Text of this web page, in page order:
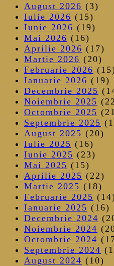
August 2026 (3)
Iulie 2026 (15)
Iunie 2026 (19)
Mai 2026 (16)
Aprilie 2026 (17)
Martie 2026 (20)
Februarie 2026
Ianuarie 2026 (19)
Decembrie 2025
Noiembrie 2025
Octombrie 2025
Septembrie 2025
August 2025 (20)
Iulie 2025 (16)
Iunie 2025 (23)
Mai 2025 (15)
Aprilie 2025 (22)
Martie 2025 (18)
Februarie 2025
Ianuarie 2025 (16)
Decembrie 2024
Noiembrie 2024
Octombrie 2024
Septembrie 2024
August 2024 (10)